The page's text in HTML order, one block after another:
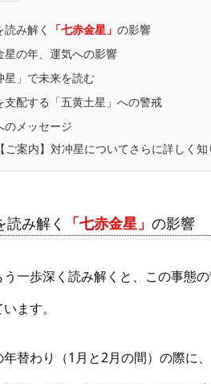
読み解く 「七赤金星」 の影響
星の年、運気への影響
星」で未来を読む
支配する「五黄土星」への警戒
のメッセージ
ご案内】対冲星についてさらに詳しく
読み解く 「七赤金星」 の影響
う一歩深く読み解くと、この事態
ます。
年替わり（1月と2月の間）の際に